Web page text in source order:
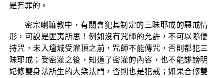
是有罪的。
密宗喇嘛教中，有關會犯其制定的三昧耶戒的惡戒情
形，可說是匪夷所思！例如沒有咒師的允許，不可以隨便
持咒，未入壇城受灌頂之前，咒師不能傳咒，否則都犯三
昧耶戒；受密灌之後，知道了密灌的內容，也不能誹謗明
妃修雙身法所生的大樂法門，否則也是犯戒；如果合修雙